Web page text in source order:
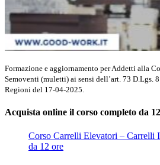
Formazione e aggiornamento per Addetti alla
Semoventi (muletti) ai sensi dell’art. 73 D.Lgs.
Regioni del 17-04-2025.
Acquista online il corso completo da
Corso Carrelli Elevatori – Carrelli
da 12 ore